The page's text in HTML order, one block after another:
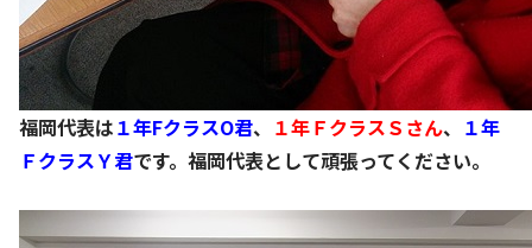
福岡代表は１年FクラスO君、 １年ＦクラスＳさん、 １年
ＦクラスＹ君です。福岡代表として頑張ってください。